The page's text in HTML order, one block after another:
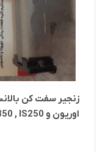
اوریون و ES350 , RX350 , IS250